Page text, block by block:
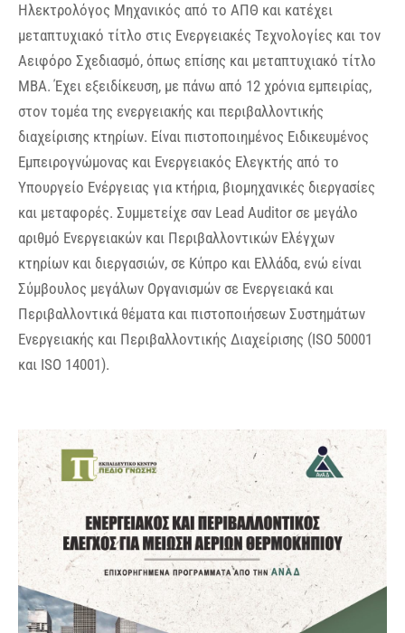
Ηλεκτρολόγος Μηχανικός από το ΑΠΘ και κατέχει
μεταπτυχιακό τίτλο στις Ενεργειακές Τεχνολογίες και τον
Αειφόρο Σχεδιασμό, όπως επίσης και μεταπτυχιακό τίτλο
ΜΒΑ. Έχει εξειδίκευση, με πάνω από 12 χρόνια εμπειρίας,
στον τομέα της ενεργειακής και περιβαλλοντικής
διαχείρισης κτηρίων. Είναι πιστοποιημένος Ειδικευμένος
Εμπειρογνώμονας και Ενεργειακός Ελεγκτής από το
Υπουργείο Ενέργειας για κτήρια, βιομηχανικές διεργασίες
και μεταφορές. Συμμετείχε σαν Lead Auditor σε μεγάλο
αριθμό Ενεργειακών και Περιβαλλοντικών Ελέγχων
κτηρίων και διεργασιών, σε Κύπρο και Ελλάδα, ενώ είναι
Σύμβουλος μεγάλων Οργανισμών σε Ενεργειακά και
Περιβαλλοντικά θέματα και πιστοποιήσεων Συστημάτων
Ενεργειακής και Περιβαλλοντικής Διαχείρισης (ISO 50001
και ISO 14001).